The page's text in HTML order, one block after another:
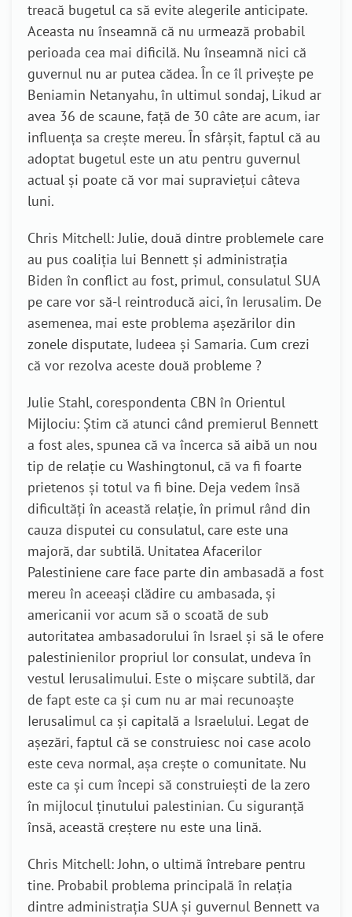
treacă bugetul ca să evite alegerile anticipate.
Aceasta nu înseamnă că nu urmează probabil
perioada cea mai dificilă. Nu înseamnă nici că
guvernul nu ar putea cădea. În ce îl privește pe
Beniamin Netanyahu, în ultimul sondaj, Likud ar
avea 36 de scaune, față de 30 câte are acum, iar
influența sa crește mereu. În sfârșit, faptul că au
adoptat bugetul este un atu pentru guvernul
actual și poate că vor mai supraviețui câteva
luni.
Chris Mitchell: Julie, două dintre problemele care
au pus coaliția lui Bennett și administrația
Biden în conflict au fost, primul, consulatul SUA
pe care vor să-l reintroducă aici, în Ierusalim. De
asemenea, mai este problema așezărilor din
zonele disputate, Iudeea și Samaria. Cum crezi
că vor rezolva aceste două probleme ?
Julie Stahl, corespondenta CBN în Orientul
Mijlociu: Știm că atunci când premierul Bennett
a fost ales, spunea că va încerca să aibă un nou
tip de relație cu Washingtonul, că va fi foarte
prietenos și totul va fi bine. Deja vedem însă
dificultăți în această relație, în primul rând din
cauza disputei cu consulatul, care este una
majoră, dar subtilă. Unitatea Afacerilor
Palestiniene care face parte din ambasadă a fost
mereu în aceeași clădire cu ambasada, și
americanii vor acum să o scoată de sub
autoritatea ambasadorului în Israel și să le ofere
palestinienilor propriul lor consulat, undeva în
vestul Ierusalimului. Este o mișcare subtilă, dar
de fapt este ca și cum nu ar mai recunoaște
Ierusalimul ca și capitală a Israelului. Legat de
așezări, faptul că se construiesc noi case acolo
este ceva normal, așa crește o comunitate. Nu
este ca și cum începi să construiești de la zero
în mijlocul ținutului palestinian. Cu siguranță
însă, această creștere nu este una lină.
Chris Mitchell: John, o ultimă întrebare pentru
tine. Probabil problema principală în relația
dintre administrația SUA și guvernul Bennett va